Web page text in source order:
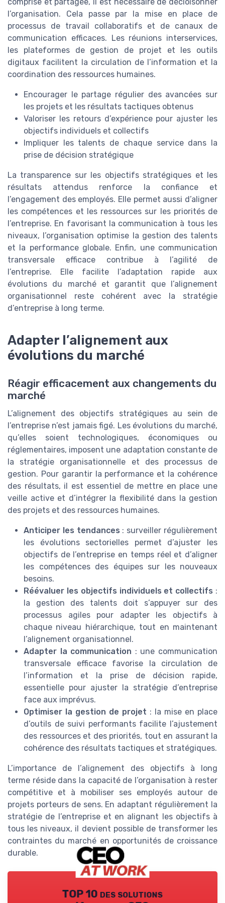
l’organisation. Cela passe par la mise en place de
processus de travail collaboratifs et de canaux de
communication efficaces. Les réunions interservices,
les plateformes de gestion de projet et les outils
digitaux facilitent la circulation de l’information et la
coordination des ressources humaines.
Encourager le partage régulier des avancées sur
les projets et les résultats tactiques obtenus
Valoriser les retours d’expérience pour ajuster les
objectifs individuels et collectifs
Impliquer les talents de chaque service dans la
prise de décision stratégique
La transparence sur les objectifs stratégiques et les
résultats attendus renforce la confiance et
l’engagement des employés. Elle permet aussi d’aligner
les compétences et les ressources sur les priorités de
l’entreprise. En favorisant la communication à tous les
niveaux, l’organisation optimise la gestion des talents
et la performance globale. Enfin, une communication
transversale efficace contribue à l’agilité de
l’entreprise. Elle facilite l’adaptation rapide aux
évolutions du marché et garantit que l’alignement
organisationnel reste cohérent avec la stratégie
d’entreprise à long terme.
Adapter l’alignement aux
évolutions du marché
Réagir efficacement aux changements du
marché
L’alignement des objectifs stratégiques au sein de
l’entreprise n’est jamais figé. Les évolutions du marché,
qu’elles soient technologiques, économiques ou
réglementaires, imposent une adaptation constante de
la stratégie organisationnelle et des processus de
gestion. Pour garantir la performance et la cohérence
des résultats, il est essentiel de mettre en place une
veille active et d’intégrer la flexibilité dans la gestion
des projets et des ressources humaines.
Anticiper les tendances : surveiller régulièrement
les évolutions sectorielles permet d’ajuster les
objectifs de l’entreprise en temps réel et d’aligner
les compétences des équipes sur les nouveaux
besoins.
Réévaluer les objectifs individuels et collectifs :
la gestion des talents doit s’appuyer sur des
processus agiles pour adapter les objectifs à
chaque niveau hiérarchique, tout en maintenant
l’alignement organisationnel.
Adapter la communication : une communication
transversale efficace favorise la circulation de
l’information et la prise de décision rapide,
essentielle pour ajuster la stratégie d’entreprise
face aux imprévus.
Optimiser la gestion de projet : la mise en place
d’outils de suivi performants facilite l’ajustement
des ressources et des priorités, tout en assurant la
cohérence des résultats tactiques et stratégiques.
L’importance de l’alignement des objectifs à long
terme réside dans la capacité de l’organisation à rester
compétitive et à mobiliser ses employés autour de
projets porteurs de sens. En adaptant régulièrement la
stratégie de l’entreprise et en alignant les objectifs à
tous les niveaux, il devient possible de transformer les
contraintes du marché en opportunités de croissance
durable.
TOP 10 des solutions